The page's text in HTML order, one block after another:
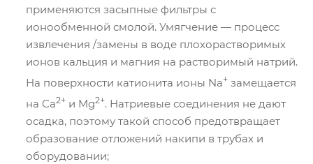
применяются засыпные фильтры с
ионообменной смолой. Умягчение — процесс
извлечения /замены в воде плохорастворимых
ионов кальция и магния на растворимый натрий.
На поверхности катионита ионы Na+ замещается
на Ca2+ и Mg2+. Натриевые соединения не дают
осадка, поэтому такой способ предотвращает
образование отложений накипи в трубах и
оборудовании;